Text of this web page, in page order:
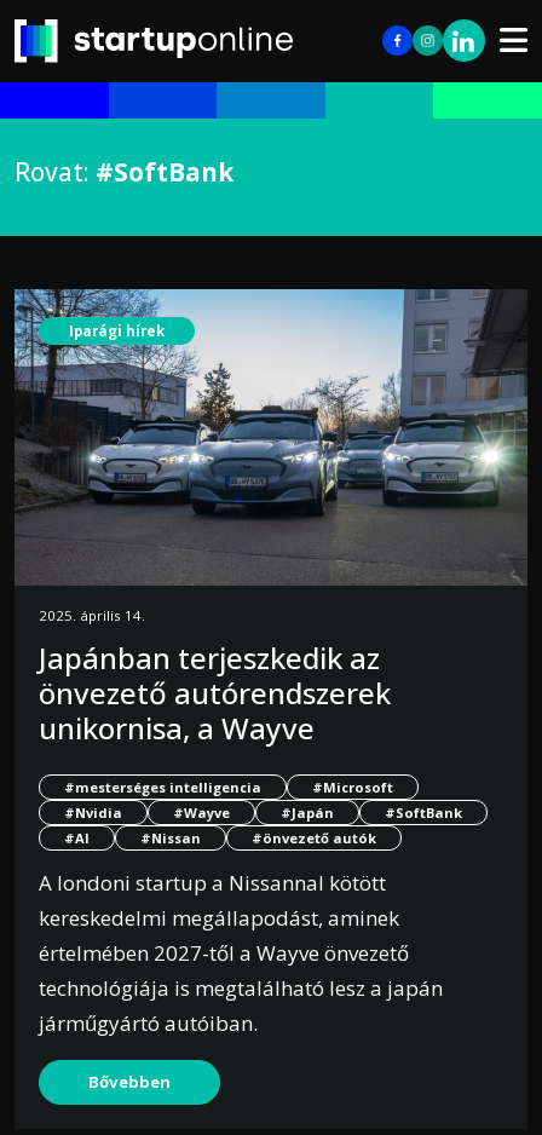
Rovat: #SoftBank
Iparági hírek
2025. április 14.
Japánban terjeszkedik az
önvezető autórendszerek
unikornisa, a Wayve
#mesterséges intelligencia
#Microsoft
#Nvidia
#Wayve #Japán
#SoftBank
#AI
#Nissan #önvezető autók
A londoni startup a Nissannal kötött
kereskedelmi megállapodást, aminek
értelmében 2027-től a Wayve önvezető
technológiája is megtalálható lesz a japán
járműgyártó autóiban.
Bővebben